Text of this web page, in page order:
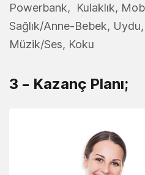
Powerbank, Kulaklık,
Sağlık/Anne-Bebek,
Müzik/Ses, Koku
3 – Kazanç Planı;